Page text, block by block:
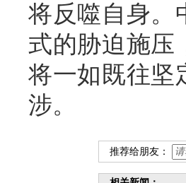
将反噬自身。
式的胁迫施压
将一如既往坚
涉。
推荐给朋友：